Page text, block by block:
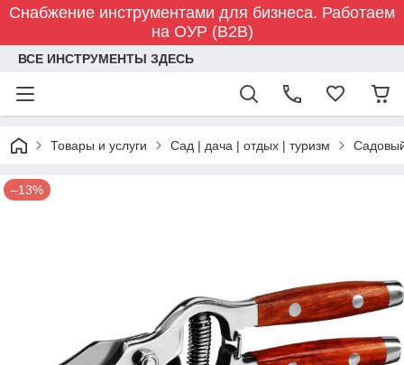
Снабжение инструментами для бизнеса. Работаем
на ОУР (B2B)
ВСЕ ИНСТРУМЕНТЫ ЗДЕСЬ
Товары и услуги Сад | дача | отдых | туризм
–13%